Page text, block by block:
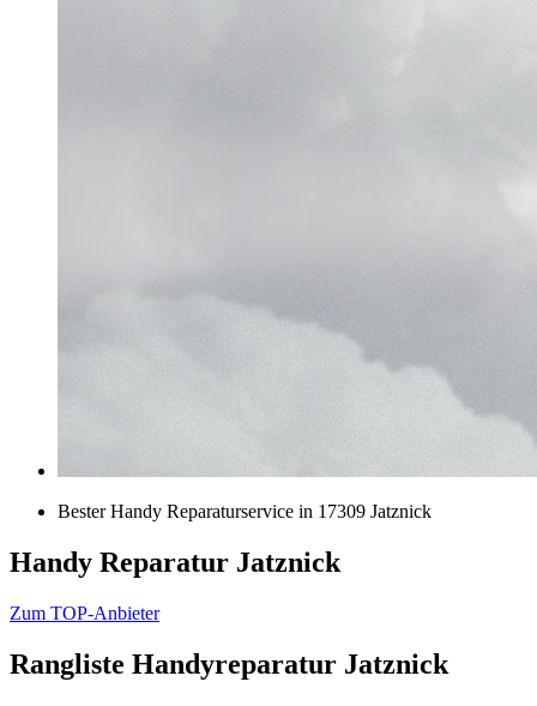
Bester Handy Reparaturservice in 17309 Jatznick
Handy Reparatur Jatznick
Zum TOP-Anbieter
Rangliste Handyreparatur Jatznick